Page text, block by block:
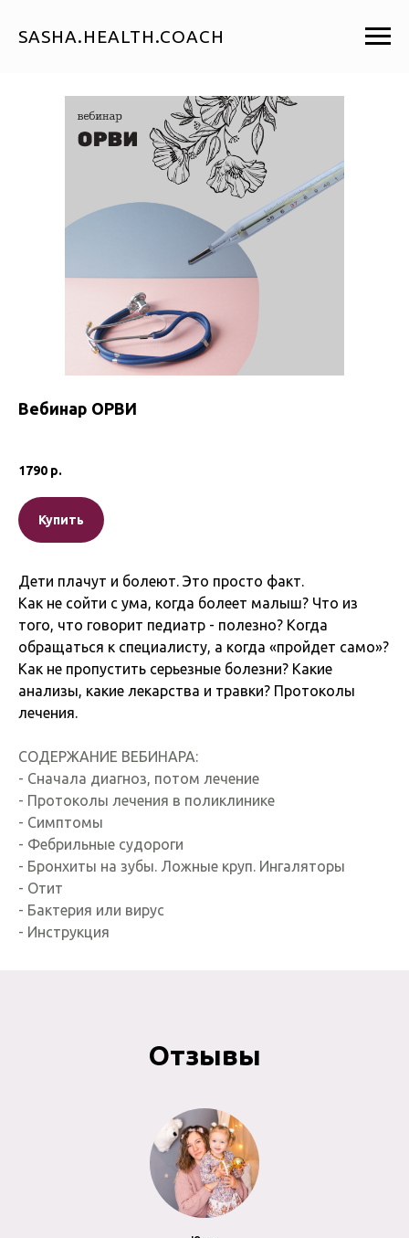
SASHA.HEALTH.COACH
Вебинар ОРВИ
1790 р.
Купить
Дети плачут и болеют. Это просто факт.
Как не сойти с ума, когда болеет малыш? Что из
того, что говорит педиатр - полезно? Когда
обращаться к специалисту, а когда «пройдет само»?
Как не пропустить серьезные болезни? Какие
анализы, какие лекарства и травки? Протоколы
лечения.
СОДЕРЖАНИЕ ВЕБИНАРА:
- Сначала диагноз, потом лечение
- Протоколы лечения в поликлинике
- Симптомы
- Фебрильные судороги
- Бронхиты на зубы. Ложные круп. Ингаляторы
- Отит
- Бактерия или вирус
- Инструкция
Отзывы